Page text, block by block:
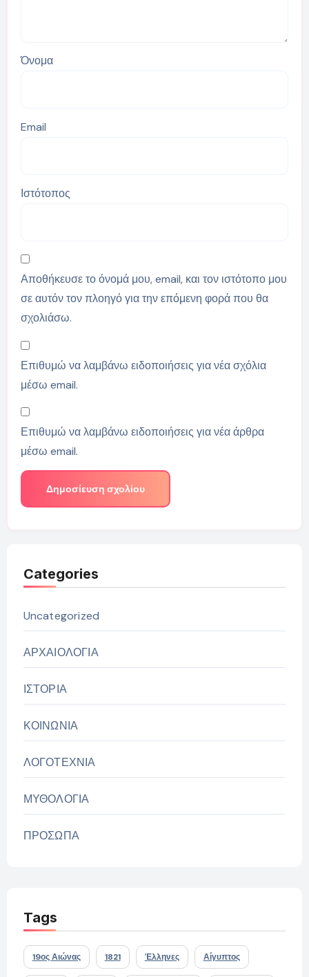
Όνομα
Email
Ιστότοπος
Αποθήκευσε το όνομά μου, email, και τον ιστότοπο μου
σε αυτόν τον πλοηγό για την επόμενη φορά που θα
σχολιάσω.
Επιθυμώ να λαμβάνω ειδοποιήσεις για νέα σχόλια
μέσω email.
Επιθυμώ να λαμβάνω ειδοποιήσεις για νέα άρθρα
μέσω email.
Categories
Uncategorized
ΑΡΧΑΙΟΛΟΓΙΑ
ΙΣΤΟΡΙΑ
ΚΟΙΝΩΝΙΑ
ΛΟΓΟΤΕΧΝΙΑ
ΜΥΘΟΛΟΓΙΑ
ΠΡΟΣΩΠΑ
Tags
19ος Αιώνας 1821 Έλληνες Αίγυπτος